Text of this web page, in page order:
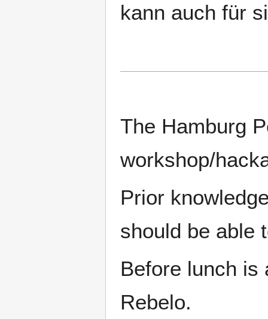
kann auch für
The Hamburg
workshop/
Prior
should be able
Before lunch is
Rebelo.